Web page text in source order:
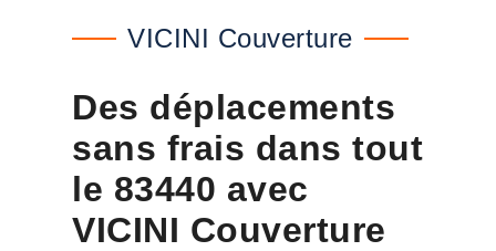
VICINI Couverture
Des déplacements
sans frais dans tout
le 83440 avec
VICINI Couverture